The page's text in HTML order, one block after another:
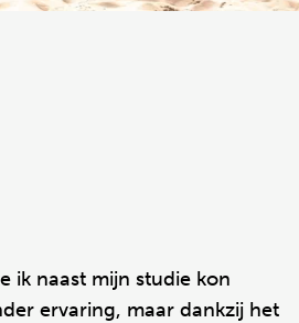
ik naast mijn studie kon
ervaring, maar dankzij het